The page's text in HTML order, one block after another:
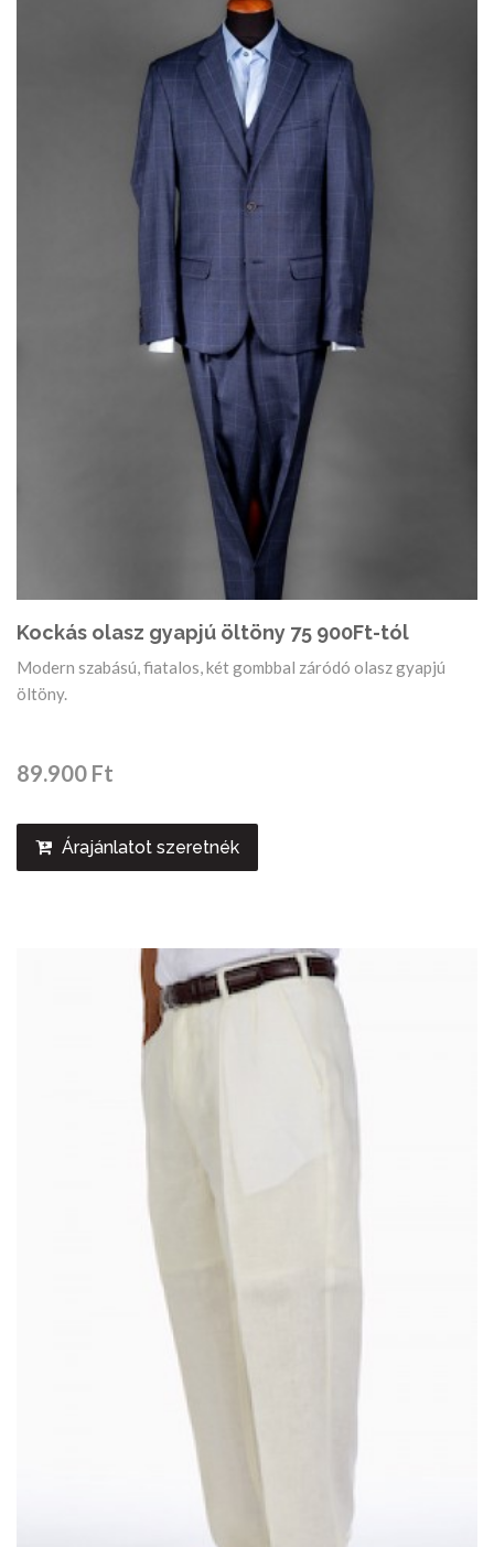
Kockás olasz gyapjú öltöny 75 900Ft-tól
Modern szabású, fiatalos, két gombbal záródó olasz gyapjú
öltöny.
89.900 Ft
Árajánlatot szeretnék